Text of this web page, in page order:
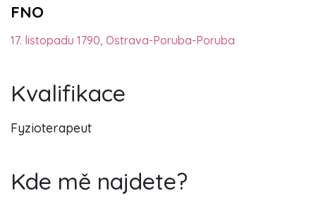
FNO
17. listopadu 1790, Ostrava-Poruba-Poruba
Kvalifikace
Fyzioterapeut
Kde mě najdete?